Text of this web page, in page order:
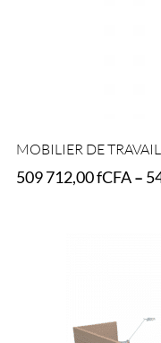
MOBILIER DE
509 712,00fCFA–